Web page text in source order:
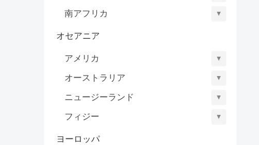
南アフリカ ▼
オセアニア
アメリカ ▼
オーストラリア ▼
ニュージーランド ▼
フィジー ▼
ヨーロッパ